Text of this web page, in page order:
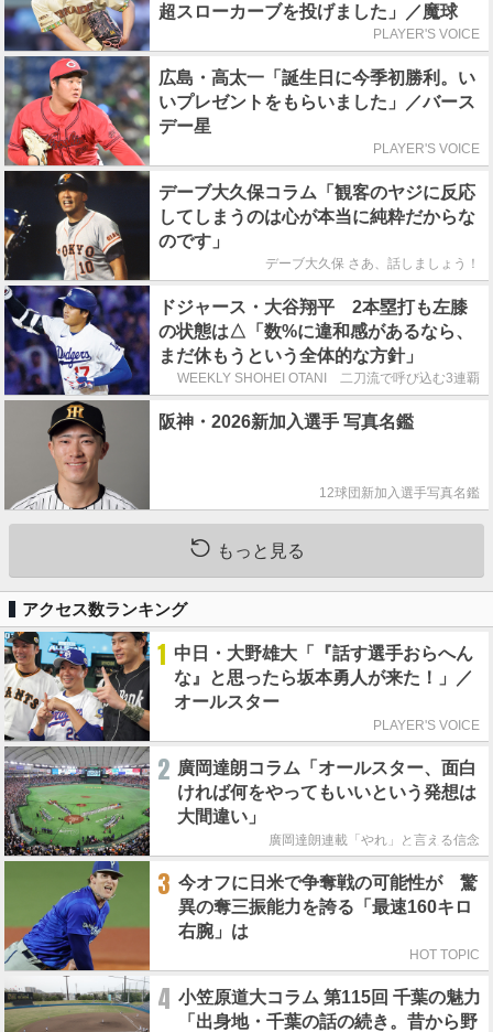
超スローカーブを投げました」／魔球
PLAYER'S VOICE
広島・高太一「誕生日に今季初勝利。い
いプレゼントをもらいました」／バース
デー星
PLAYER'S VOICE
デーブ大久保コラム「観客のヤジに反応
してしまうのは心が本当に純粋だからな
のです」
デーブ大久保 さあ、話しましょう！
ドジャース・大谷翔平 2本塁打も左膝
の状態は△「数%に違和感があるなら、
まだ休もうという全体的な方針」
WEEKLY SHOHEI OTANI 二刀流で呼び込む3連覇
阪神・2026新加入選手 写真名鑑
12球団新加入選手写真名鑑
もっと見る
アクセス数ランキング
1 中日・大野雄大「『話す選手おらへん
な』と思ったら坂本勇人が来た！」／
オールスター
PLAYER'S VOICE
2 廣岡達朗コラム「オールスター、面白
ければ何をやってもいいという発想は
大間違い」
廣岡達朗連載「やれ」と言える信念
3 今オフに日米で争奪戦の可能性が 驚
異の奪三振能力を誇る「最速160キロ
右腕」は
HOT TOPIC
4 小笠原道大コラム 第115回 千葉の魅力
「出身地・千葉の話の続き。昔から野